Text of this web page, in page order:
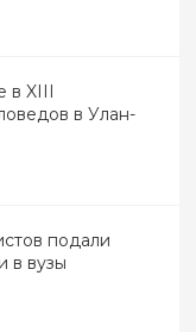
в XIII
в Улан-
подали
в вузы